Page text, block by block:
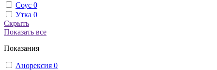
Соус 0
Утка 0
Скрыть
Показать все
Показания
Анорексия 0